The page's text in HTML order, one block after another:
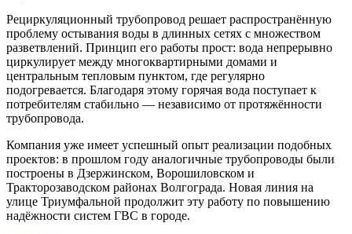
Рециркуляционный трубопровод решает распространённую
проблему остывания воды в длинных сетях с множеством
разветвлений. Принцип его работы прост: вода непрерывно
циркулирует между многоквартирными домами и
центральным тепловым пунктом, где регулярно
подогревается. Благодаря этому горячая вода поступает к
потребителям стабильно — независимо от протяжённости
трубопровода.
Компания уже имеет успешный опыт реализации подобных
проектов: в прошлом году аналогичные трубопроводы были
построены в Дзержинском, Ворошиловском и
Тракторозаводском районах Волгограда. Новая линия на
улице Триумфальной продолжит эту работу по повышению
надёжности систем ГВС в городе.